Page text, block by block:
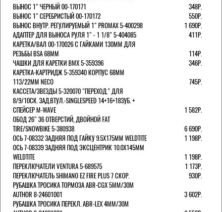
ВЫНОС 1" ЧЕРНЫЙ 00-170171
348Р.
ВЫНОС 1" СЕРЕБРИСТЫЙ 00-170172
550Р.
ВЫНОС ВНУТР. РЕГУЛИРУЕМЫЙ 1" PROMAX 5-400298
1 690Р.
АДАПТЕР ДЛЯ ВЫНОСА РУЛЯ 1" - 1 1/8" 5-404085
411Р.
КАРЕТКА/ВАЛ 00-170026 С ГАЙКАМИ 130ММ ДЛЯ
РЕЗЬБЫ BSA 68ММ
114Р.
ЧАШКИ ДЛЯ КАРЕТКИ BMX 5-359396
346Р.
КАРЕТКА-КАРТРИДЖ 5-359340 КОРПУС 68ММ
113/22ММ NECO
745Р.
КАССЕТА/ЗВЕЗДЫ 5-320070 "ПЕРЕХОД." ДЛЯ
8/9/10СК. ЗАД.ВТУЛ.-SINGLESPEED 14+16+18ЗУБ. +
СПЕЙСЕР M-WAVE
1 582Р.
ОБОД 26" 36 ОТВЕРСТИЙ, ДВОЙНОЙ FAT
TIRE/SNOWBIKE 5-380938
6 690Р.
ОСЬ 7-08332 ЗАДНЯЯ ПОД ГАЙКУ 9.5Х175ММ WELDTITE
1 198Р.
ОСЬ 7-08339 ЗАДНЯЯ ПОД ЭКСЦЕНТРИК 10.0Х145ММ
WELDTITE
1 198Р.
ПЕРЕКЛЮЧАТЕЛИ VENTURA 5-689575
1 173Р.
ПЕРЕКЛЮЧАТЕЛЬ SHIMANO EZ FIRE PLUS 7 СКОР.
930Р.
РУБАШКА ТРОСИКА ТОРМОЗА ABR-CGX 5MM/30M
AUTHOR 8-24601001
3 602Р.
РУБАШКА ТРОСИКА ПЕРЕКЛ. ABR-LEX 4MM/30M